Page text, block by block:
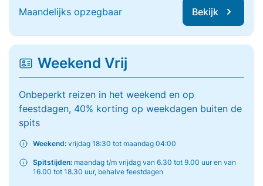
Maandelijks opzegbaar Bekijk
Weekend Vrij
Onbeperkt reizen in het weekend en op
feestdagen, 40% korting op weekdagen buiten de
spits
Weekend: vrijdag 18:30 tot maandag 04:00
Spitstijden: maandag t/m vrijdag van 6.30 tot 9.00 uur en van
16.00 tot 18.30 uur, behalve feestdagen